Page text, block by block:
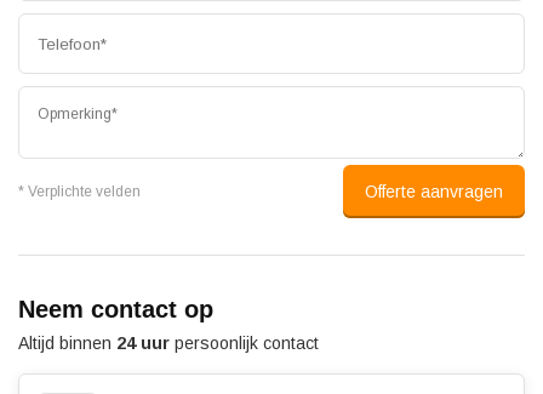
* Verplichte velden Offerte aanvragen
Neem contact op
Altijd binnen 24 uur persoonlijk contact